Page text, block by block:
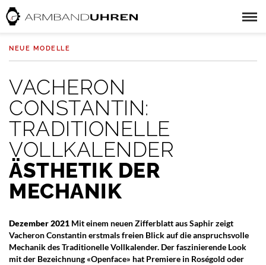
NEUE MODELLE
VACHERON
CONSTANTIN:
TRADITIONELLE
VOLLKALENDER
ÄSTHETIK DER
MECHANIK
Dezember 2021 Mit einem neuen Zifferblatt aus Saphir zeigt
Vacheron Constantin erstmals freien Blick auf die anspruchsvolle
Mechanik des Traditionelle Vollkalender. Der faszinierende Look
mit der Bezeichnung «Openface» hat Premiere in Roségold oder